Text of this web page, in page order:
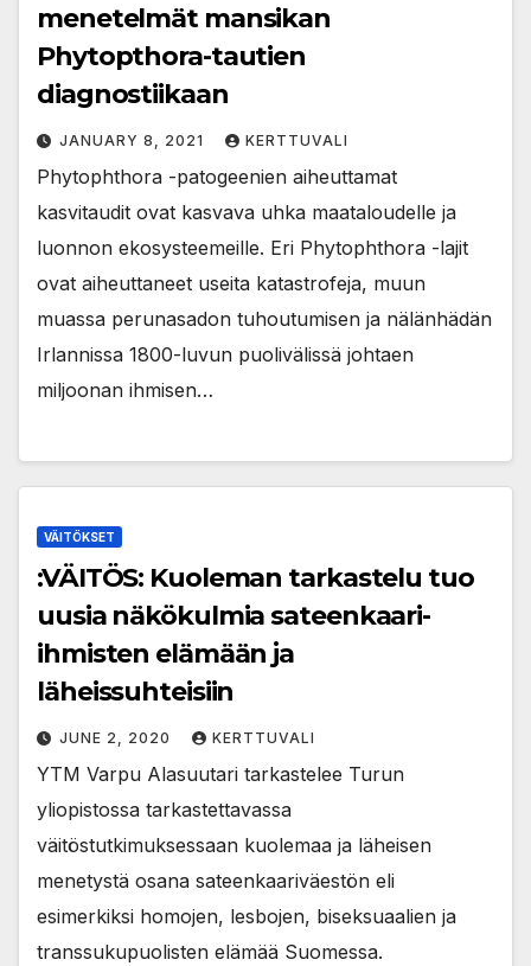
menetelmät mansikan
Phytopthora-tautien
diagnostiikaan
JANUARY 8, 2021 KERTTUVALI
Phytophthora -patogeenien aiheuttamat
kasvitaudit ovat kasvava uhka maataloudelle ja
luonnon ekosysteemeille. Eri Phytophthora -lajit
ovat aiheuttaneet useita katastrofeja, muun
muassa perunasadon tuhoutumisen ja nälänhädän
Irlannissa 1800-luvun puolivälissä johtaen
miljoonan ihmisen…
VÄITÖKSET
:VÄITÖS: Kuoleman tarkastelu tuo
uusia näkökulmia sateenkaari-
ihmisten elämään ja
läheissuhteisiin
JUNE 2, 2020 KERTTUVALI
YTM Varpu Alasuutari tarkastelee Turun
yliopistossa tarkastettavassa
väitöstutkimuksessaan kuolemaa ja läheisen
menetystä osana sateenkaariväestön eli
esimerkiksi homojen, lesbojen, biseksuaalien ja
transsukupuolisten elämää Suomessa.